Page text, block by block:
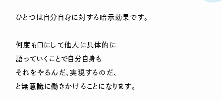
ひとつは自分自身に対する暗示効果です。
何度も口にして他人に具体的に
語っていくことで自分自身も
それをやるんだ、実現するのだ、
と無意識に働きかけることになります。